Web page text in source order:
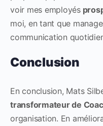
voir mes employés
moi, en tant que
communication
Conclusion
En conclusion, Mats
transformateur de
organisation. En